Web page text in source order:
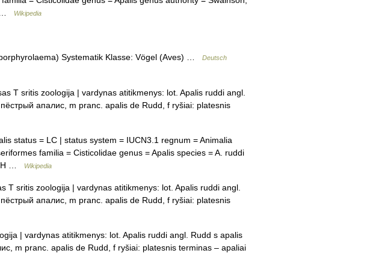
…
Wikipedia
Systematik Klasse: Vögel (Aves) …
Deutsch
T sritis zoologija | vardynas atitikmenys: lot. Apalis ruddi angl.
апалис, m pranc. apalis de Rudd, f ryšiai: platesnis
status = LC | status system = IUCN3.1 regnum = Animalia
familia = Cisticolidae genus = Apalis species = A. ruddi
H …
Wikipedia
T sritis zoologija | vardynas atitikmenys: lot. Apalis ruddi angl.
апалис, m pranc. apalis de Rudd, f ryšiai: platesnis
| vardynas atitikmenys: lot. Apalis ruddi angl. Rudd s apalis
m pranc. apalis de Rudd, f ryšiai: platesnis terminas – apaliai